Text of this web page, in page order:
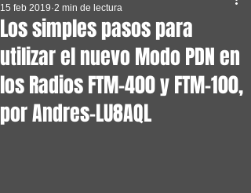
Los simples pasos para
utilizar el nuevo Modo PDN en
los Radios FTM-400 y FTM-100,
por Andres-LU8AQL
15 feb 2019 2 min de lectura